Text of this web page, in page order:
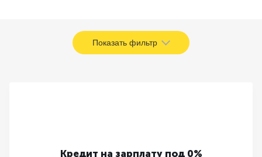
Показать фильтр
Кредит на зарплату под 0%